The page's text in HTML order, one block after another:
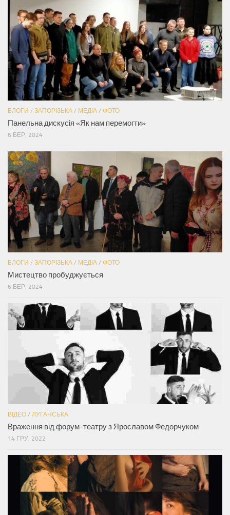
БЛОГИ / ЗАПОРІЗЬКА / МЕДІА / ФОТО
Панельна дискусія «Як нам перемогти»
6 БЕР, 2024
БЛОГИ / ЗАПОРІЗЬКА / МЕДІА / ФОТО
Мистецтво пробуджується
6 БЕР, 2024
ВІДЕО / ЛУГАНСЬКА
Враження від форум-театру з Ярославом Федорчуком
14 ГРУ, 2022